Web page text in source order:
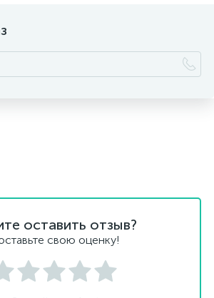
оставить отзыв?
свою оценку!